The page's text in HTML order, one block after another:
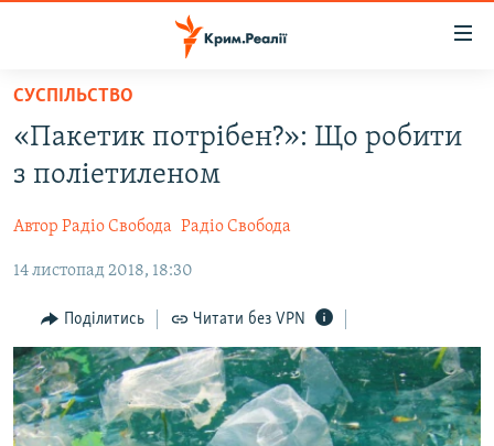
Перейти
основного
матеріалу
до
навігації
Перейти
пошуку
ПОЛІТИКА
БЛОГИ
ПОГЛЯД
ІНТЕРВ'Ю
ВСЕ ЗА ДЕНЬ
СПЕЦПРОЕКТИ
СУСПІЛЬСТВО
«Пакетик потрібен?»: Що робити
з поліетиленом
Автор Радіо Свобода Радіо Свобода
14 листопад 2018, 18:30
Поділитись Читати без VPN